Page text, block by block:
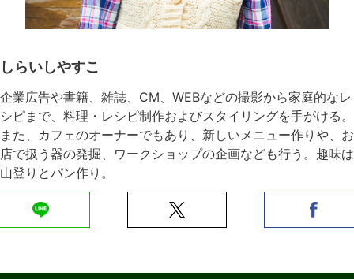
しらいしやすこ
企業広告や書籍、雑誌、CM、WEBなどの撮影から家庭的なレ
シピまで、料理・レシピ制作およびスタイリングを手がける。
また、カフェのオーナーでもあり、新しいメニュー作りや、お
店で扱う器の発掘、ワークショップの企画なども行う。趣味は
山登りとパン作り。